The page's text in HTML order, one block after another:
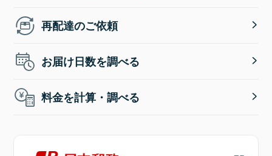
再配達のご依頼
お届け日数を調べる
料金を計算・調べる